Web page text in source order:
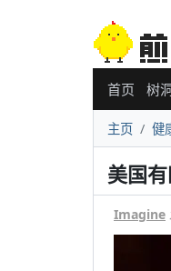
首页 树
主页 健
美国
Imagine